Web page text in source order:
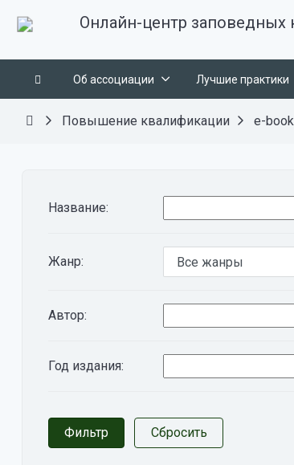
Онлайн-центр заповедных
Об ассоциации Лучшие практики
Повышение квалификации e-
Название:
Жанр:
Автор:
Год издания: